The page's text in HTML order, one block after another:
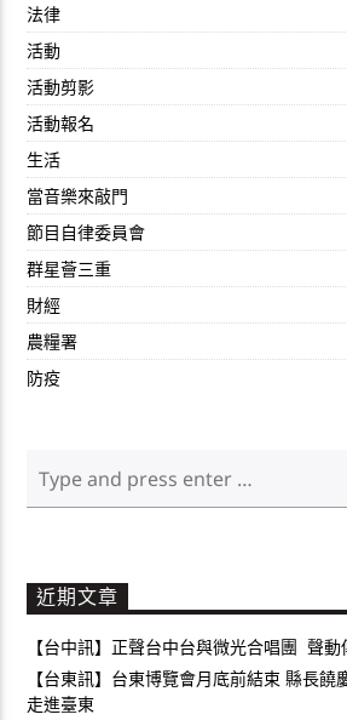
法律
活動
活動剪影
活動報名
生活
當音樂來敲門
節目自律委員會
群星薈三重
財經
農糧署
防疫
近期文章
【台中訊】正聲台中台與微光合唱團 聲
【台東訊】台東博覽會月底前結束 縣長饒
走進臺東